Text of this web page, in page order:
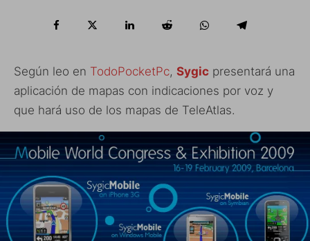
Según leo en TodoPocketPc, Sygic presentará una
aplicación de mapas con indicaciones por voz y
que hará uso de los mapas de TeleAtlas.